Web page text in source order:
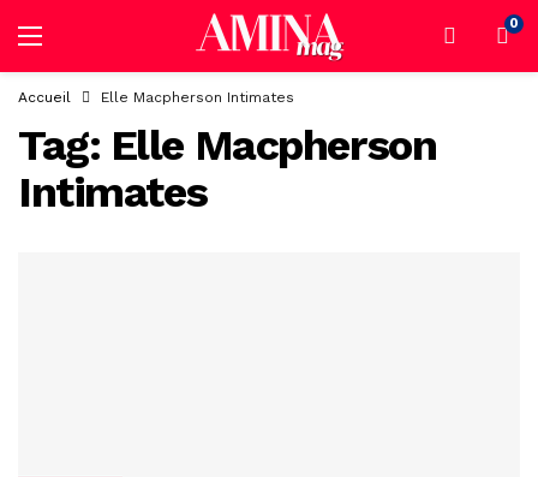
0
Accueil Elle Macpherson Intimates
Tag: Elle Macpherson
Intimates